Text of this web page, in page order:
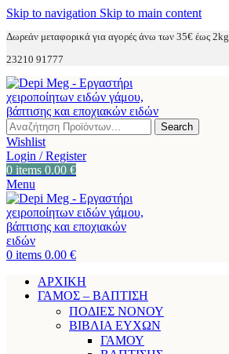
Skip to navigation Skip to main content
Δωρεάν μεταφορικά για αγορές άνω των 35€ έως 2kg
23210 91777
Search
Wishlist
Login / Register
0 items 0.00 €
Menu
0 items 0.00 €
ΑΡΧΙΚΗ
ΓΑΜΟΣ – ΒΑΠΤΙΣΗ
ΠΟΔΙΕΣ ΝΟΝΟΥ
ΒΙΒΛΙΑ ΕΥΧΩΝ
ΓΑΜΟΥ